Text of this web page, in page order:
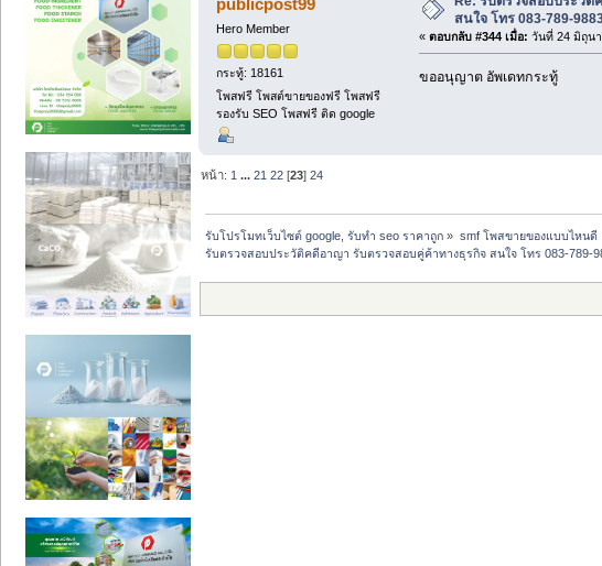
Hero Member
กระทู้: 18161
โพสฟรี โพสต์ขายของฟรี โพสฟรี
รองรับ SEO โพสฟรี ติด google
สนใจ โทร 083-789-
« ตอบกลับ #344 เมื่อ: วันที่ 24 มิถุน
ขออนุญาต อัพเดทกระทู้
หน้า: 1 ...21 22 [23]24
รับโปรโมทเว็บไซต์ google, รับทำ seo ราคาถูก » smf โพสขายของแบบไหนดี
รับตรวจสอบประวัติคดีอาญา รับตรวจสอบคู่ค้าทางธุรกิจ สนใจ โทร 083-789-